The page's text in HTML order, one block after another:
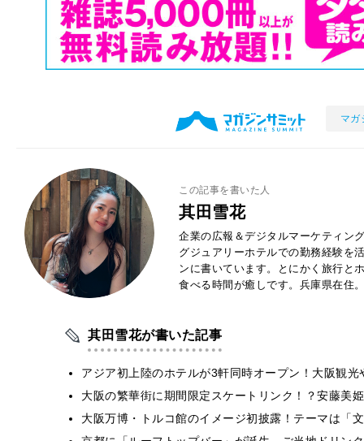
マガ
この記事を書いた人
其田雪花
企業の広報＆デジタルマーケティン
グジュアリーホテルでの勤務経験を
ンに書いています。とにかく旅行と
食べる時間が癒しです。兵庫県在住
其田雪花が書いた記事
アジア初上陸のホテルが3軒同時オープン！大阪観
大阪の繁華街に期間限定スケートリンク！？安藤美
大阪万博・トルコ館のイメージ初披露！テーマは「